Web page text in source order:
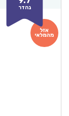
נהדר